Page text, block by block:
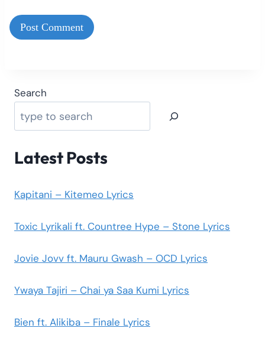
Search
Latest Posts
Kapitani – Kitemeo Lyrics
Toxic Lyrikali ft. Countree Hype – Stone Lyrics
Jovie Jovv ft. Mauru Gwash – OCD Lyrics
Ywaya Tajiri – Chai ya Saa Kumi Lyrics
Bien ft. Alikiba – Finale Lyrics